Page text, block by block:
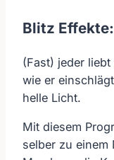
Blitz Effekte:
(Fast) jeder
wie er
helle Licht.
Mit diesem
selber zu einem